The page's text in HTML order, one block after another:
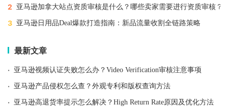
2 亚马逊加拿大站点资质审核是什么？哪些卖家需要进行资质审核？
3 亚马逊日用品Deal爆款打造指南：新品流量收割全链路策略
最新文章
· 亚马逊视频认证失败怎么办？Video Verification审核注意事项
· 亚马逊产品侵权怎么查？外观专利和版权查询方法
· 亚马逊高退货率提示怎么解决？High Return Rate原因及优化方法